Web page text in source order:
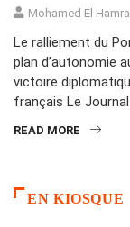
Mohamed El
Le ralliement du
plan d’autonomie
victoire
français Le
READ MORE
EN KIOSQUE